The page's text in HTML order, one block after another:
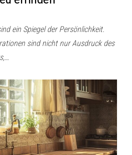
ein Spiegel der Persönlichkeit.
sind nicht nur Ausdruck des